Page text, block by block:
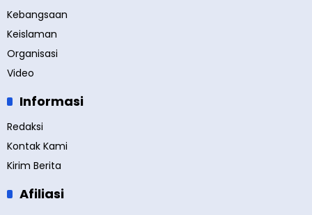
Kebangsaan
Keislaman
Organisasi
Video
Informasi
Redaksi
Kontak Kami
Kirim Berita
Afiliasi